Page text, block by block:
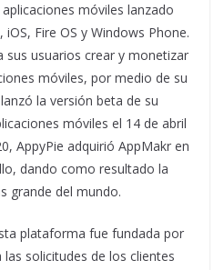
móviles lanzado
Fire OS y Windows Phone.
sus usuarios crear y monetizar
móviles, por medio de su
la versión beta de su
móviles el 14 de abril
AppyPie adquirió AppMakr en
dando como resultado la
grande del mundo.
plataforma fue fundada por
las solicitudes de los clientes